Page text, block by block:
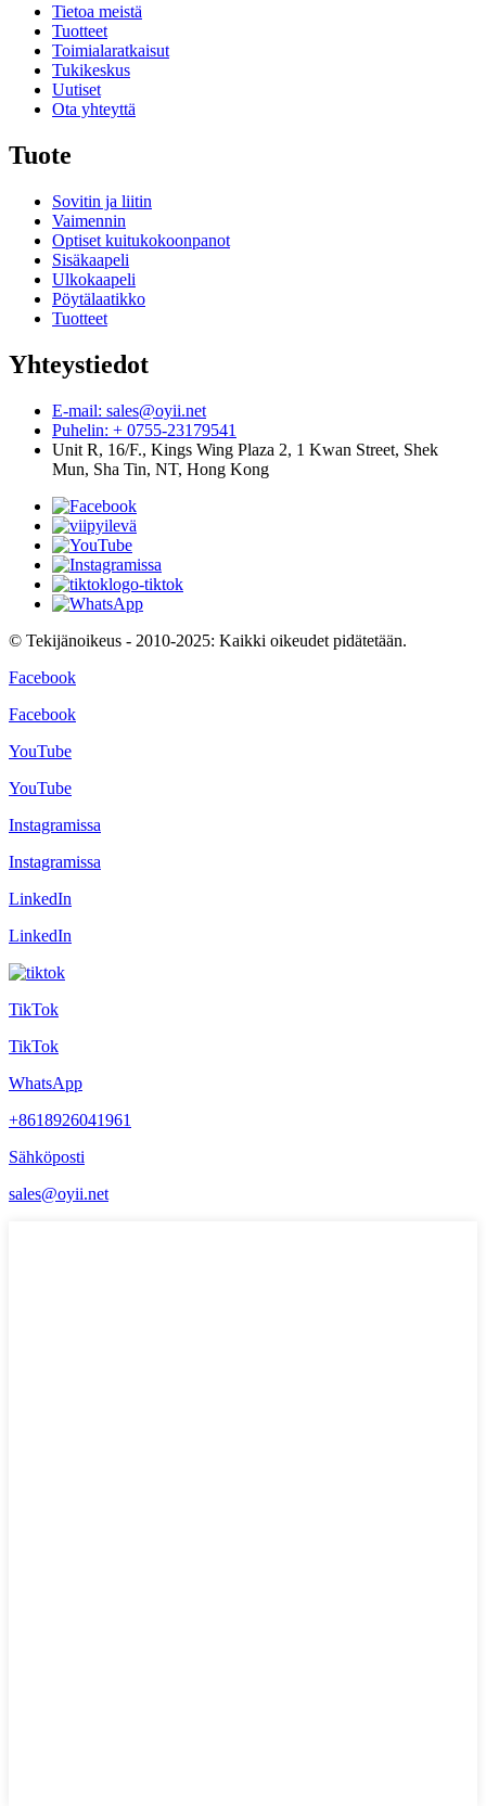
Tietoa meistä
Tuotteet
Toimialaratkaisut
Tukikeskus
Uutiset
Ota yhteyttä
Tuote
Sovitin ja liitin
Vaimennin
Optiset kuitukokoonpanot
Sisäkaapeli
Ulkokaapeli
Pöytälaatikko
Tuotteet
Yhteystiedot
E-mail: sales@oyii.net
Puhelin: + 0755-23179541
Unit R, 16/F., Kings Wing Plaza 2, 1 Kwan Street, Shek
Mun, Sha Tin, NT, Hong Kong
© Tekijänoikeus - 2010-2025: Kaikki oikeudet pidätetään.
Facebook
Facebook
YouTube
YouTube
Instagramissa
Instagramissa
LinkedIn
LinkedIn
TikTok
TikTok
WhatsApp
+8618926041961
Sähköposti
sales@oyii.net